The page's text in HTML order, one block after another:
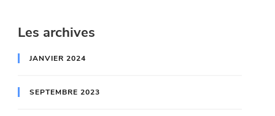
Les archives
JANVIER 2024
SEPTEMBRE 2023